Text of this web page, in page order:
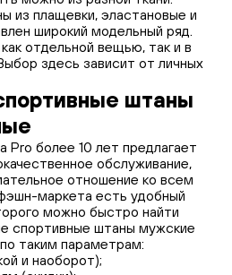
из плащевки, эластановые и
широкий модельный ряд.
отдельной вещью, так и в
здесь зависит от личных
штаны
Pro более 10 лет предлагает
обслуживание,
отношение ко всем
маркета есть удобный
можно быстро найти
спортивные штаны мужские
таким параметрам:
и наоборот);